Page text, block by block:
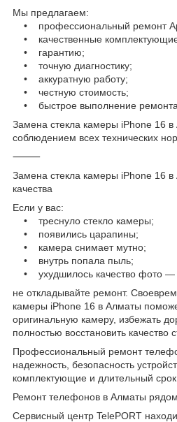
Мы предлагаем:
• профессиональный ремонт
• качественные
• гарантию;
• точную диагностику;
• аккуратную работу;
• честную стоимость;
• быстрое выполнение ремонта.
Замена стекла камеры iPhone 16
соблюдением всех технических
⸻
Замена стекла камеры iPhone 16 в
качества
Если у вас:
• треснуло стекло камеры;
• появились царапины;
• камера снимает мутно;
• внутрь попала пыль;
• ухудшилось качество фото —
не откладывайте ремонт.
камеры iPhone 16 в Алматы
оригинальную камеру, избежать
полностью восстановить качество
Профессиональный ремонт
надежность, безопасность
комплектующие и длительный
Ремонт телефонов в Алматы
Сервисный центр TelePORT